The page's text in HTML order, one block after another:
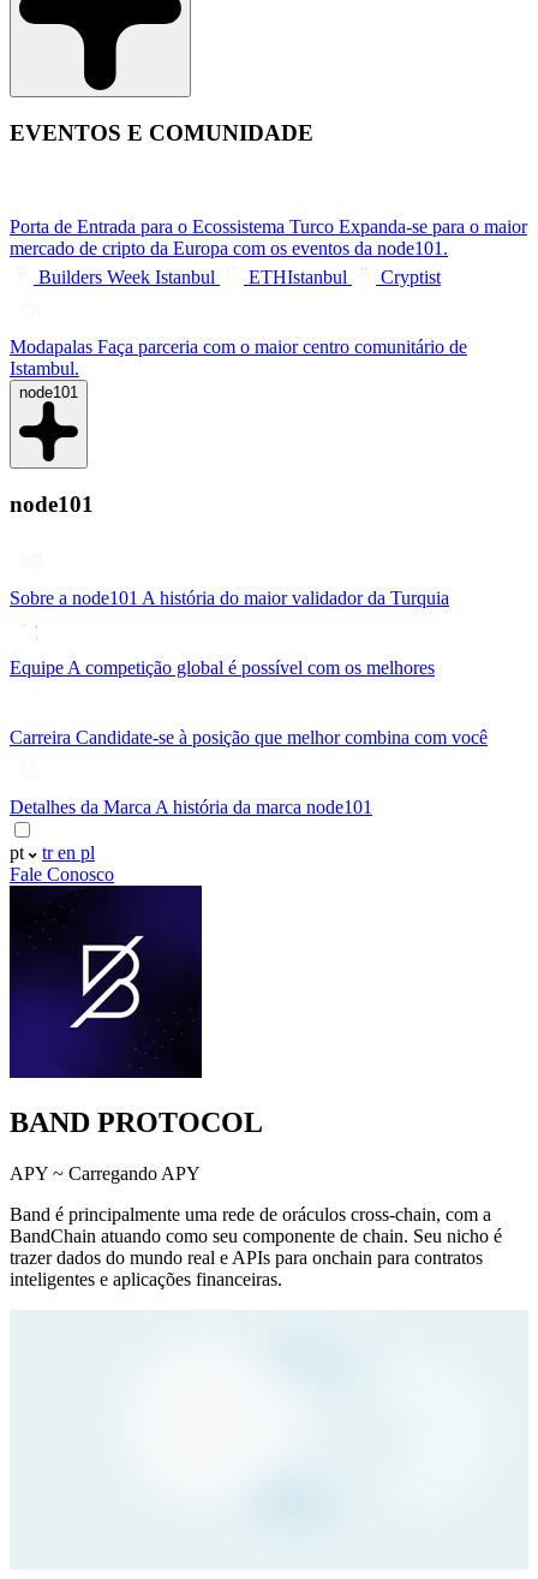
EVENTOS E COMUNIDADE
Porta de Entrada para o Ecossistema Turco Expanda-se para o maior
mercado de cripto da Europa com os eventos da node101.
Builders Week Istanbul
ETHIstanbul Cryptist
Modapalas Faça parceria com o maior centro comunitário de
Istambul.
node101
node101
Sobre a node101 A história do maior validador da Turquia
Equipe A competição global é possível com os melhores
Carreira Candidate-se à posição que melhor combina com você
Detalhes da Marca A história da marca node101
pt tren pl
Fale Conosco
BAND PROTOCOL
APY ~ Carregando APY
Band é principalmente uma rede de oráculos cross-chain, com a
BandChain atuando como seu componente de chain. Seu nicho é
trazer dados do mundo real e APIs para onchain para contratos
inteligentes e aplicações financeiras.